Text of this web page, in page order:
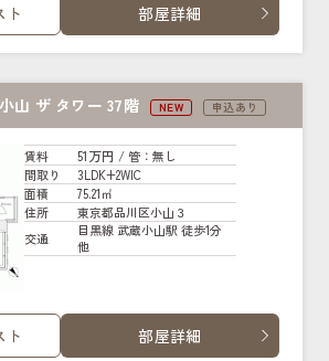
ト 部屋詳細
山 ザ タワー 37階 NEW 申込あり
賃料 51万円 / 管：無し
間取り
3LDK+2WIC
面積
75.21㎡
住所
東京都品川区小山３
交通
目黒線 武蔵小山駅 徒歩1分
他
ト 部屋詳細